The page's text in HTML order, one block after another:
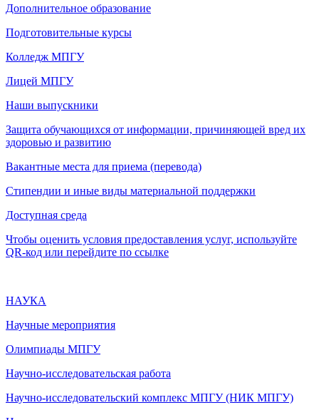
Дополнительное образование
Подготовительные курсы
Колледж МПГУ
Лицей МПГУ
Наши выпускники
Защита обучающихся от информации, причиняющей вред их
здоровью и развитию
Вакантные места для приема (перевода)
Стипендии и иные виды материальной поддержки
Доступная среда
Чтобы оценить условия предоставления услуг, используйте
QR-код или перейдите по ссылке
НАУКА
Научные мероприятия
Олимпиады МПГУ
Научно-исследовательская работа
Научно-исследовательский комплекс МПГУ (НИК МПГУ)